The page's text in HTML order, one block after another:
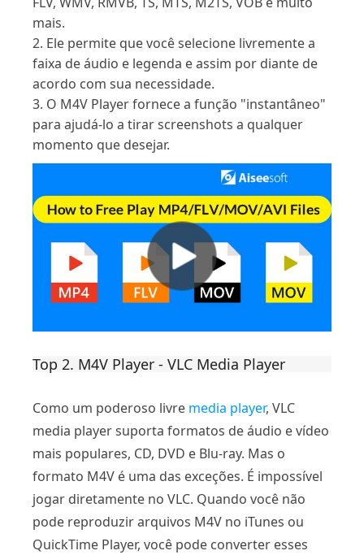
mais.
2. Ele permite que você selecione livremente a
faixa de áudio e legenda e assim por diante de
acordo com sua necessidade.
3. O M4V Player fornece a função "instantâneo"
para ajudá-lo a tirar screenshots a qualquer
momento que desejar.
Top 2. M4V Player - VLC Media Player
Como um poderoso livre media player, VLC
media player suporta formatos de áudio e vídeo
mais populares, CD, DVD e Blu-ray. Mas o
formato M4V é uma das exceções. É impossível
jogar diretamente no VLC. Quando você não
pode reproduzir arquivos M4V no iTunes ou
QuickTime Player, você pode converter esses